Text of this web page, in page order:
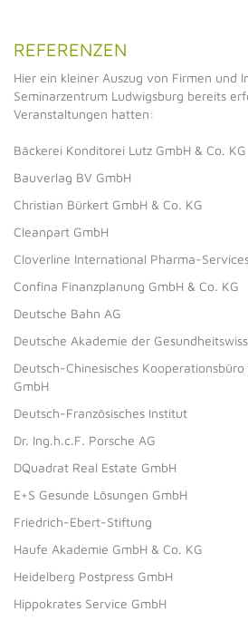
REFERENZEN
Hier ein kleiner Auszug von Firmen und
Seminarzentrum Ludwigsburg bereits
Veranstaltungen hatten:
Bäckerei Konditorei Lutz GmbH & Co. KG
Bauverlag BV GmbH
Christian Bürkert GmbH & Co. KG
Cleanpart GmbH
Cloverline International Pharma-
Confina Finanzplanung GmbH & Co. KG
Deutsche Bahn AG
Deutsche Akademie der
Deutsch-Chinesisches
GmbH
Deutsch-Französisches Institut
Dr. Ing.h.c.F. Porsche AG
DQuadrat Real Estate GmbH
E+S Gesunde Lösungen GmbH
Friedrich-Ebert-Stiftung
Haufe Akademie GmbH & Co. KG
Heidelberg Postpress GmbH
Hippokrates Service GmbH